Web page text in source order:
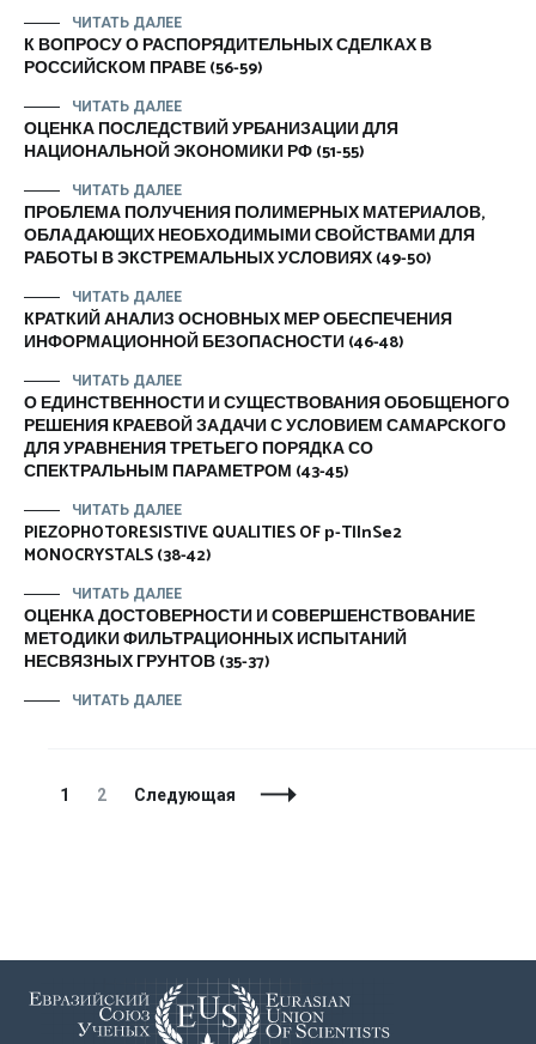
ЧИТАТЬ ДАЛЕЕ
К ВОПРОСУ О РАСПОРЯДИТЕЛЬНЫХ СДЕЛКАХ В
РОССИЙСКОМ ПРАВЕ (56-59)
ЧИТАТЬ ДАЛЕЕ
ОЦЕНКА ПОСЛЕДСТВИЙ УРБАНИЗАЦИИ ДЛЯ
НАЦИОНАЛЬНОЙ ЭКОНОМИКИ РФ (51-55)
ЧИТАТЬ ДАЛЕЕ
ПРОБЛЕМА ПОЛУЧЕНИЯ ПОЛИМЕРНЫХ МАТЕРИАЛОВ,
ОБЛАДАЮЩИХ НЕОБХОДИМЫМИ СВОЙСТВАМИ ДЛЯ
РАБОТЫ В ЭКСТРЕМАЛЬНЫХ УСЛОВИЯХ (49-50)
ЧИТАТЬ ДАЛЕЕ
КРАТКИЙ АНАЛИЗ ОСНОВНЫХ МЕР ОБЕСПЕЧЕНИЯ
ИНФОРМАЦИОННОЙ БЕЗОПАСНОСТИ (46-48)
ЧИТАТЬ ДАЛЕЕ
О ЕДИНСТВЕННОСТИ И СУЩЕСТВОВАНИЯ ОБОБЩЕНОГО
РЕШЕНИЯ КРАЕВОЙ ЗАДАЧИ С УСЛОВИЕМ САМАРСКОГО
ДЛЯ УРАВНЕНИЯ ТРЕТЬЕГО ПОРЯДКА СО
СПЕКТРАЛЬНЫМ ПАРАМЕТРОМ (43-45)
ЧИТАТЬ ДАЛЕЕ
PIEZOPHOTORESISTIVE QUALITIES OF р-TlInSe2
MONOCRYSTALS (38-42)
ЧИТАТЬ ДАЛЕЕ
ОЦЕНКА ДОСТОВЕРНОСТИ И СОВЕРШЕНСТВОВАНИЕ
МЕТОДИКИ ФИЛЬТРАЦИОННЫХ ИСПЫТАНИЙ
НЕСВЯЗНЫХ ГРУНТОВ (35-37)
ЧИТАТЬ ДАЛЕЕ
Навигация
Страница
1 Страница
2 Следующая